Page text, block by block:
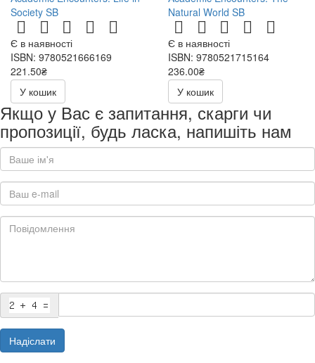
Society SB
Є в наявності
ISBN: 9780521666169
221.50₴
443.00₴
У кошик
Natural World SB
Є в наявності
ISBN: 9780521715164
236.00₴
472.00₴
У кошик
Якщо у Вас є запитання, скарги чи
пропозиції, будь ласка, напишіть нам
Надіслати